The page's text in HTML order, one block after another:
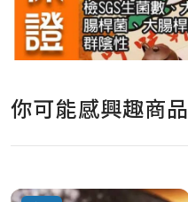
你可能感興趣商品